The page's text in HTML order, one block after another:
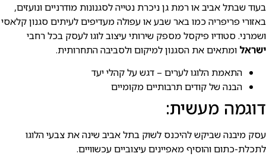
בעוד שבתל אביב או רמת גן ניכרת נטייה לסגנונות מודרניים ונועזים,
באזורי פריפריה כמו באר שבע או עפולה מעדיפים לעיתים סגנון קלאסי
ושמרני. סטודיו פיקסל מספק שירותי עיצוב לוגו לעסק בכל רחבי
ישראל ומתאים את הסגנון למיקום ולסביבה התחרותית.
התאמת הלוגו לערים – דגש על קהלי יעד
הבנה של קודים תרבותיים מקומיים
דוגמה מעשית:
עסק מיבנה שביקש להיכנס לשוק בתל אביב שינה את צבעי הלוגו
לתכלת-כתום והוסיף מאפיינים עיצוביים עכשוויים.